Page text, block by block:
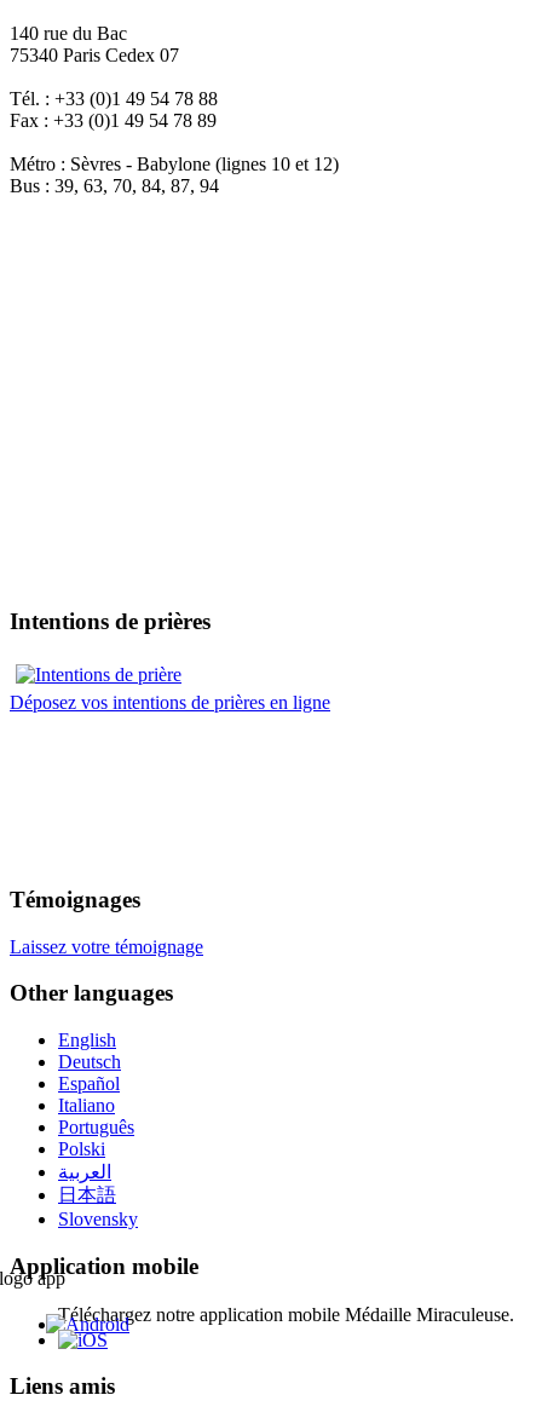
140 rue du Bac
75340 Paris Cedex 07
Tél. : +33 (0)1 49 54 78 88
Fax : +33 (0)1 49 54 78 89
Métro : Sèvres - Babylone (lignes 10 et 12)
Bus : 39, 63, 70, 84, 87, 94
Intentions de prières
Déposez vos intentions de prières en ligne
Témoignages
Laissez votre témoignage
Other languages
English
Deutsch
Español
Italiano
Português
Polski
العربية
日本語
Slovensky
Application mobile
Téléchargez notre application mobile Médaille Miraculeuse.
Liens amis